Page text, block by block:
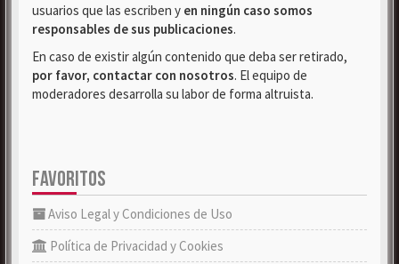
usuarios que las escriben y en ningún caso somos
responsables de sus publicaciones.
En caso de existir algún contenido que deba ser retirado,
por favor, contactar con nosotros. El equipo de
moderadores desarrolla su labor de forma altruista.
FAVORITOS
Aviso Legal y Condiciones de Uso
Política de Privacidad y Cookies